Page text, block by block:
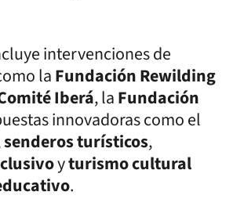
intervenciones de
laFundación Rewilding
Iberá, laFundación
innovadoras como el
senderos turísticos,
yturismo cultural
.